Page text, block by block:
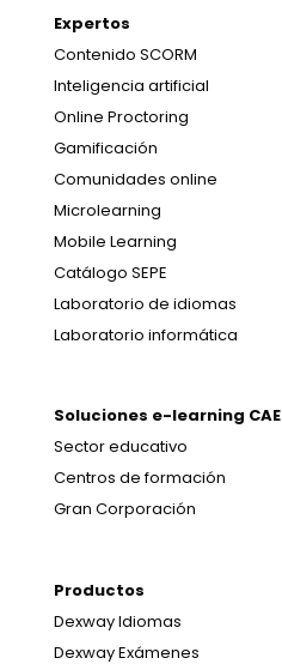
Expertos
Contenido SCORM
Inteligencia artificial
Online Proctoring
Gamificación
Comunidades online
Microlearning
Mobile Learning
Catálogo SEPE
Laboratorio de idiomas
Laboratorio informática
Soluciones e-learning CAE
Sector educativo
Centros de formación
Gran Corporación
Productos
Dexway Idiomas
Dexway Exámenes